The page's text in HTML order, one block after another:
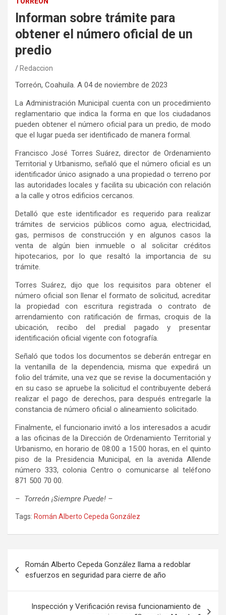
Informan sobre trámite para
obtener el número oficial de un
predio
Redaccion
Torreón, Coahuila. A 04 de noviembre de 2023
La Administración Municipal cuenta con un procedimiento
reglamentario que indica la forma en que los ciudadanos
pueden obtener el número oficial para un predio, de modo
que el lugar pueda ser identificado de manera formal.
Francisco José Torres Suárez, director de Ordenamiento
Territorial y Urbanismo, señaló que el número oficial es un
identificador único asignado a una propiedad o terreno por
las autoridades locales y facilita su ubicación con relación
a la calle y otros edificios cercanos.
Detalló que este identificador es requerido para realizar
trámites de servicios públicos como agua, electricidad,
gas, permisos de construcción y en algunos casos la
venta de algún bien inmueble o al solicitar créditos
hipotecarios, por lo que resaltó la importancia de su
trámite.
Torres Suárez, dijo que los requisitos para obtener el
número oficial son llenar el formato de solicitud, acreditar
la propiedad con escritura registrada o contrato de
arrendamiento con ratificación de firmas, croquis de la
ubicación, recibo del predial pagado y presentar
identificación oficial vigente con fotografía.
Señaló que todos los documentos se deberán entregar en
la ventanilla de la dependencia, misma que expedirá un
folio del trámite, una vez que se revise la documentación y
en su caso se apruebe la solicitud el contribuyente deberá
realizar el pago de derechos, para después entregarle la
constancia de número oficial o alineamiento solicitado.
Finalmente, el funcionario invitó a los interesados a acudir
a las oficinas de la Dirección de Ordenamiento Territorial y
Urbanismo, en horario de 08:00 a 15:00 horas, en el quinto
piso de la Presidencia Municipal, en la avenida Allende
número 333, colonia Centro o comunicarse al teléfono
871 500 70 00.
– Torreón ¡Siempre Puede! –
Tags: Román Alberto Cepeda González
de
entradas
Román Alberto Cepeda González llama a redoblar
esfuerzos en seguridad para cierre de año
Inspección y Verificación revisa funcionamiento de